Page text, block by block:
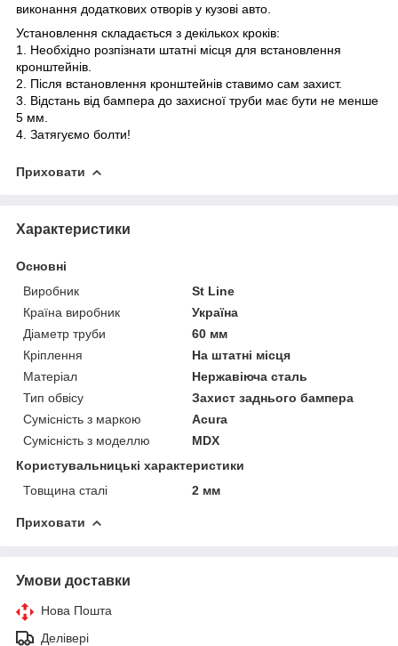
виконання додаткових отворів у кузові авто.
Установлення складається з декількох кроків:
1. Необхідно розпізнати штатні місця для встановлення
кронштейнів.
2. Після встановлення кронштейнів ставимо сам захист.
3. Відстань від бампера до захисної труби має бути не менше
5 мм.
4. Затягуємо болти!
Приховати
Характеристики
Основні
Виробник
St Line
Країна виробник
Україна
Діаметр труби
60 мм
Кріплення
На штатні місця
Матеріал
Нержавіюча сталь
Тип обвісу
Захист заднього бампера
Сумісність з маркою
Acura
Сумісність з моделлю
MDX
Користувальницькі характеристики
Товщина сталі
2 мм
Приховати
Умови доставки
Нова Пошта
Делівері